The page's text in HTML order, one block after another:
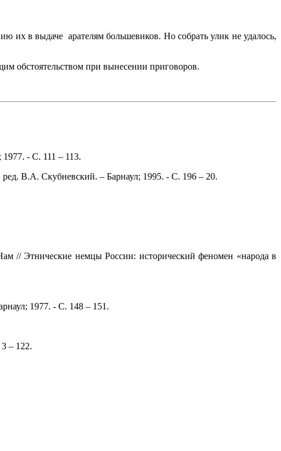
их в выдаче арателям большевиков. Но собрать улик не удалось,
обстоятельством при вынесении приговоров.
- С. 111 – 113.
В.А. Скубневский. – Барнаул; 1995. - С. 196 – 20.
// Этнические немцы России: исторический феномен «народа в
1977. - С. 148 – 151.
– 122.